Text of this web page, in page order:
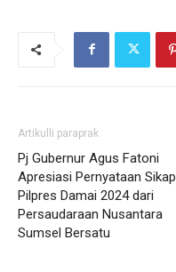
Artikulli paraprak
Pj Gubernur Agus Fatoni
Apresiasi Pernyataan Sikap
Pilpres Damai 2024 dari
Persaudaraan Nusantara
Sumsel Bersatu